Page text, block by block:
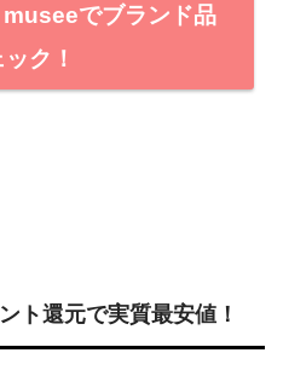
でブランド品
ク！
ト還元で実質最安値！